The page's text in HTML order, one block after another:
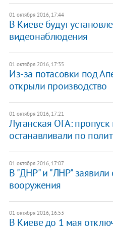
01 октября 2016, 17:44
В Киеве будут
видеонаблюдения
01 октября 2016, 17:35
Из-за потасовки под
открыли производство
01 октября 2016, 17:21
Луганская ОГА:
останавливали по
01 октября 2016, 17:07
В "ДНР" и "ЛНР" заявили
вооружения
01 октября 2016, 16:53
​В Киеве до 1 мая